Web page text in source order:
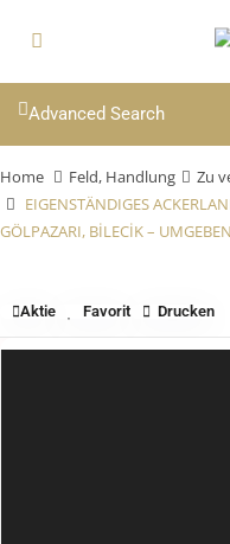
Advanced Search
Home Feld, Handlung
Zu
EIGENSTÄNDIGES
GÖLPAZARI, BİLECİK –
Aktie Favorit Drucken